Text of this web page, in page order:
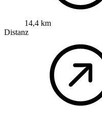
14,4 km
Distanz